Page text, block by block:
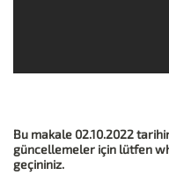
Bu makale 02.10.2022
güncellemeler için lütfen
geçininiz.